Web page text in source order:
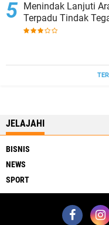
Menindak Lanjuti
Terpadu
JELAJAHI
BISNIS
NEWS
SPORT